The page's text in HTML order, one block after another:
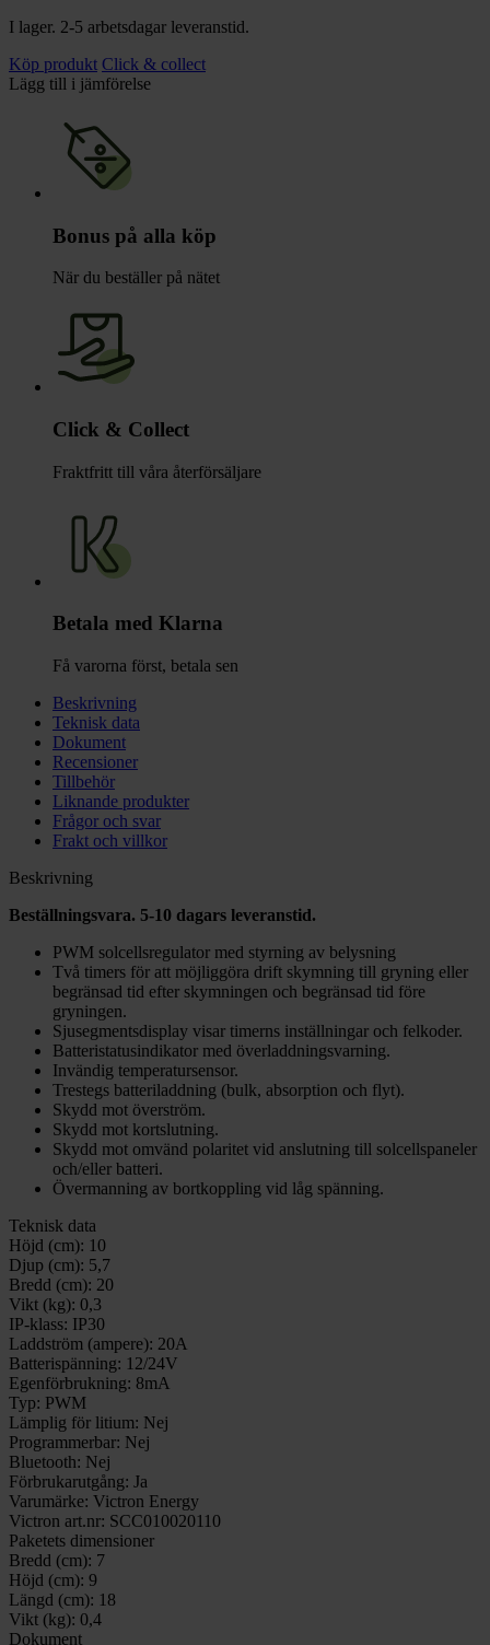
I lager. 2-5 arbetsdagar leveranstid.
Köp produkt Click & collect
Lägg till i jämförelse
Bonus på alla köp
När du beställer på nätet
Click & Collect
Fraktfritt till våra återförsäljare
Betala med Klarna
Få varorna först, betala sen
Beskrivning
Teknisk data
Dokument
Recensioner
Tillbehör
Liknande produkter
Frågor och svar
Frakt och villkor
Beskrivning
Beställningsvara. 5-10 dagars leveranstid.
PWM solcellsregulator med styrning av belysning
Två timers för att möjliggöra drift skymning till gryning eller
begränsad tid efter skymningen och begränsad tid före
gryningen.
Sjusegmentsdisplay visar timerns inställningar och felkoder.
Batteristatusindikator med överladdningsvarning.
Invändig temperatursensor.
Trestegs batteriladdning (bulk, absorption och flyt).
Skydd mot överström.
Skydd mot kortslutning.
Skydd mot omvänd polaritet vid anslutning till solcellspaneler
och/eller batteri.
Övermanning av bortkoppling vid låg spänning.
Teknisk data
Höjd (cm): 10
Djup (cm): 5,7
Bredd (cm): 20
Vikt (kg): 0,3
IP-klass: IP30
Laddström (ampere): 20A
Batterispänning: 12/24V
Egenförbrukning: 8mA
Typ: PWM
Lämplig för litium: Nej
Programmerbar: Nej
Bluetooth: Nej
Förbrukarutgång: Ja
Varumärke: Victron Energy
Victron art.nr: SCC010020110
Paketets dimensioner
Bredd (cm): 7
Höjd (cm): 9
Längd (cm): 18
Vikt (kg): 0,4
Dokument